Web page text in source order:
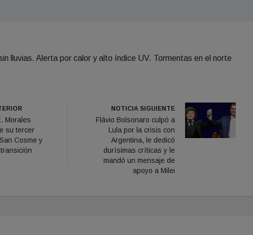
lluvias. Alerta por calor y alto índice UV. Tormentas en el norte
Morales
su tercer
Cosme y
NOTICIA SIGUIENTE
Flávio Bolsonaro culpó a
Lula por la crisis con
Argentina, le dedicó
durísimas críticas y le
mandó un mensaje de
apoyo a Milei